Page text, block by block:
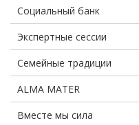
Социальный банк
Экспертные сессии
Семейные традиции
ALMA MATER
Вместе мы сила